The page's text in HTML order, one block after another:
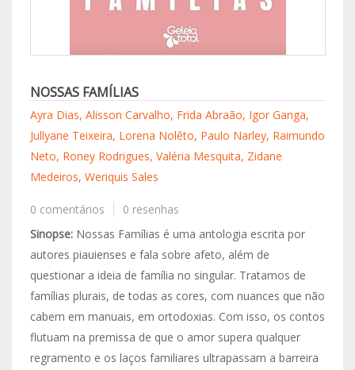
NOSSAS FAMÍLIAS
Ayra Dias, Alisson Carvalho, Frida Abraão, Igor Ganga,
Jullyane Teixeira, Lorena Nolêto, Paulo Narley, Raimundo
Neto, Roney Rodrigues, Valéria Mesquita, Zidane
Medeiros, Weriquis Sales
0 comentários
0 resenhas
Sinopse:Nossas Famílias é uma antologia escrita por
autores piauienses e fala sobre afeto, além de
questionar a ideia de família no singular. Tratamos de
famílias plurais, de todas as cores, com nuances que não
cabem em manuais, em ortodoxias. Com isso, os contos
flutuam na premissa de que o amor supera qualquer
regramento e os laços familiares ultrapassam a barreira